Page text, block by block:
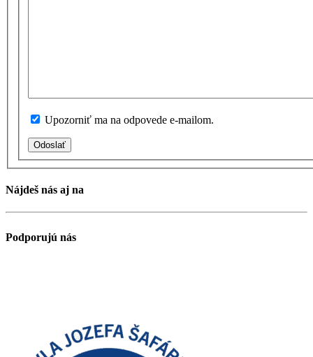
Upozorniť ma na odpovede e-mailom.
Odoslať
Nájdeš nás aj na
Podporujú nás